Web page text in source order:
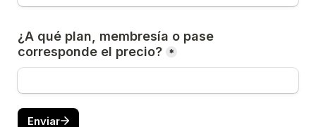
¿A qué plan, membresía o pase
corresponde el precio? *
Enviar